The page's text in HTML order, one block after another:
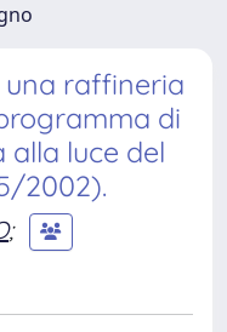
una raffineria
di
luce del
2002).
;